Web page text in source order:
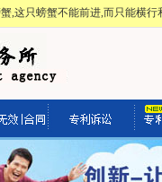
,这只螃蟹不能前进,而只能横